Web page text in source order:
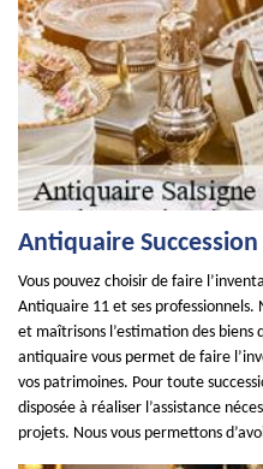
Antiquaire Succession
Vous pouvez choisir de faire
Antiquaire 11 et ses professionnels.
et maîtrisons l’estimation des biens
antiquaire vous permet de faire
vos patrimoines. Pour toute
disposée à réaliser l’assistance
projets. Nous vous permettons